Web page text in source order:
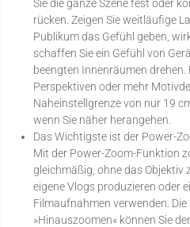
Sie die ganze Szene fest oder
rücken. Zeigen Sie weitläufige
Publikum das Gefühl geben,
schaffen Sie ein Gefühl von
beengten Innenräumen
Perspektiven oder mehr
Naheinstellgrenze von nur 19
wenn Sie näher herangehen.
Das Wichtigste ist der Power-
Mit der Power-Zoom-Funktion
gleichmäßig, ohne das Objektiv
eigene Vlogs produzieren oder
Filmaufnahmen verwenden.
»Hinauszoomen« können Sie